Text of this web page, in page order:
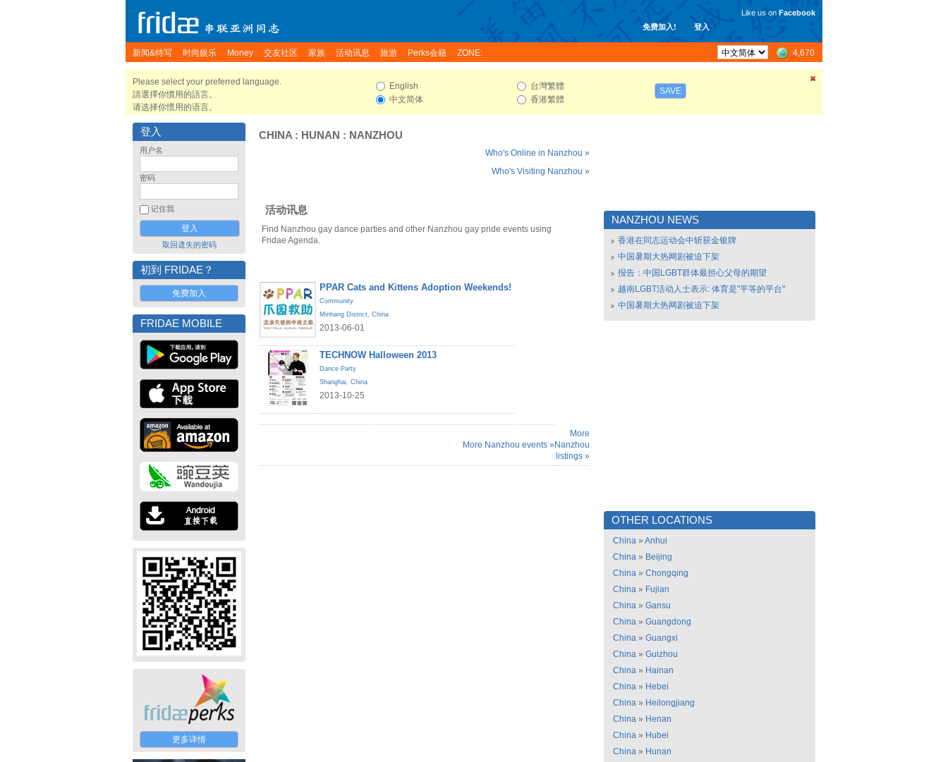
免费加入! 登入
Like us on Facebook
新闻&特写 时尚娱乐 Money 交友社区 家族 活动讯息 旅游 Perks会籍 ZONE: 4,670
Please select your preferred language.
請選擇你慣用的語言。
请选择你惯用的语言。
English
中文简体
台灣繁體
香港繁體
SAVE
登入
用户名
密码
记住我
取回遗失的密码
初到 FRIDAE？
免费加入
FRIDAE MOBILE
更多详情
CHINA : HUNAN : NANZHOU
Who's Online in Nanzhou »
Who's Visiting Nanzhou »
活动讯息
Find Nanzhou gay dance parties and other Nanzhou gay pride events using
Fridae Agenda.
PPAR Cats and Kittens Adoption Weekends!
Community
Minhang District, China
2013-06-01
TECHNOW Halloween 2013
Dance Party
Shanghai, China
2013-10-25
More Nanzhou events »
More
Nanzhou
listings »
NANZHOU NEWS
香港在同志运动会中斩获金银牌
中国暑期大热网剧被迫下架
报告：中国LGBT群体最担心父母的期望
越南LGBT活动人士表示: 体育是"平等的平台"
中国暑期大热网剧被迫下架
OTHER LOCATIONS
China » Anhui
China » Beijing
China » Chongqing
China » Fujian
China » Gansu
China » Guangdong
China » Guangxi
China » Guizhou
China » Hainan
China » Hebei
China » Heilongjiang
China » Henan
China » Hubei
China » Hunan